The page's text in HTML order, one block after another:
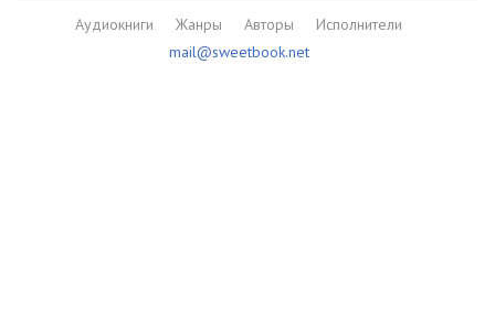
Аудиокниги Жанры Авторы
Исполнители
mail@sweetbook.net